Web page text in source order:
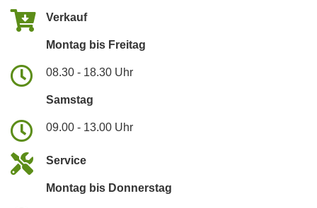
Verkauf
Montag bis Freitag
08.30 - 18.30 Uhr
Samstag
09.00 - 13.00 Uhr
Service
Montag bis Donnerstag